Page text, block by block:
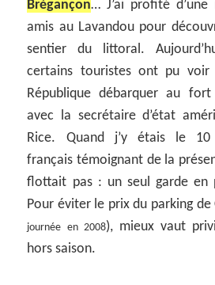
Brégançon… J’ai profité
amis au Lavandou pour
sentier du littoral.
certains touristes ont pu
République débarquer au
avec la secrétaire d’état
Rice. Quand j’y étais le
français témoignant de la
flottait pas : un seul garde en
Pour éviter le prix du parking de
journée en 2008), mieux vaut
hors saison.